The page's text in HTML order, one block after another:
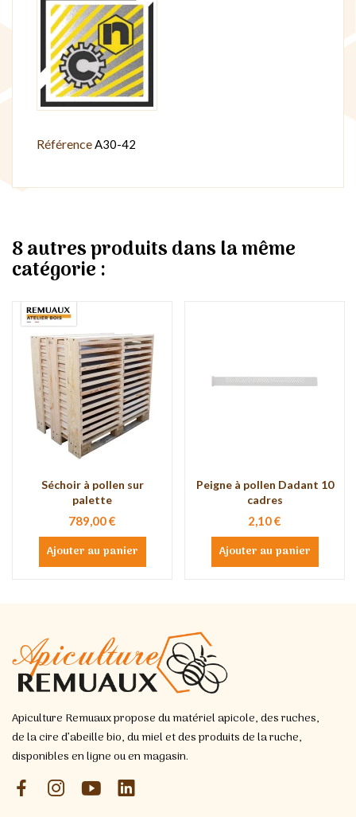
RéférenceA30-42
8 autres produits dans la même
catégorie :
Séchoir à pollen sur
palette
789,00 €
Ajouter au panier
Peigne à pollen Dadant 10
cadres
2,10 €
Ajouter au panier
Apiculture Remuaux propose du matériel apicole, des ruches,
de la cire d’abeille bio, du miel et des produits de la ruche,
disponibles en ligne ou en magasin.